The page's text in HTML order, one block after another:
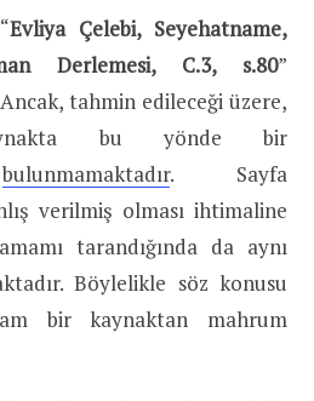
EvliyaÇelebi, Seyehatname,
Derlemesi, C.3, s.80”
tahmin edileceği üzere,
bu yönde bir
bulunmamaktadır. Sayfa
verilmiş olması ihtimaline
tarandığında da aynı
Böylelikle söz konusu
bir kaynaktan mahrum